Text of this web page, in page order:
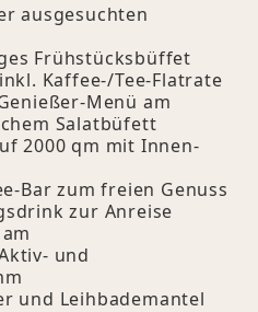
ausgesuchten
Frühstücksbüffet
Kaffee-/Tee-Flatrate
Menü am
Salatbüfett
2000 qm mit Innen-
Bar zum freien Genuss
zur Anreise
und
und Leihbademantel